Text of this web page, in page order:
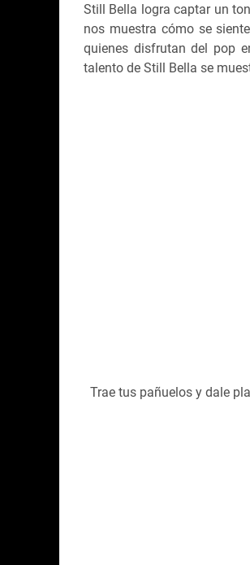
Still Bella logra captar un
nos muestra cómo se
quienes disfrutan del pop
talento de Still Bella se
Trae tus pañuelos y dale